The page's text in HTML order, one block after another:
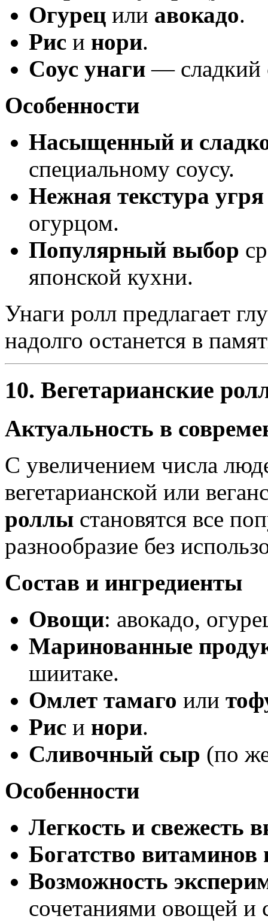
Огурец или авокадо.
Рис и нори.
Соус унаги — сладкий
Особенности
Насыщенный и
специальному соусу.
Нежная текстура угря
огурцом.
Популярный выбор
японской кухни.
Унаги ролл предлагает
надолго останется в
10. Вегетарианские
Актуальность в
С увеличением числа
вегетарианской или
роллы становятся все
разнообразие без
Состав и ингредиенты
Овощи: авокадо,
Маринованные
шиитаке.
Омлет тамаго или
Рис и нори.
Сливочный сыр (по
Особенности
Легкость и свежесть
Богатство
Возможность
сочетаниями овощей и